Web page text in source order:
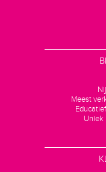
Meest
Uniek